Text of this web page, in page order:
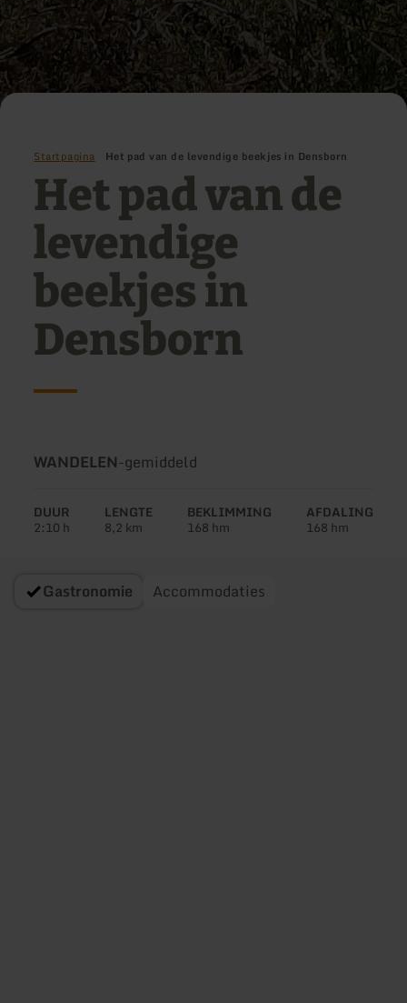
Startpagina Het pad van de levendige beekjes in Densborn
Het pad van de
levendige
beekjes in
Densborn
Soort
WANDELEN-Moeilijkheidsgraad:
gemiddeld
DUUR
2:10 h
LENGTE
8,2 km
BEKLIMMING
168 hm
AFDALING
168 hm
Gastronomie Accommodaties